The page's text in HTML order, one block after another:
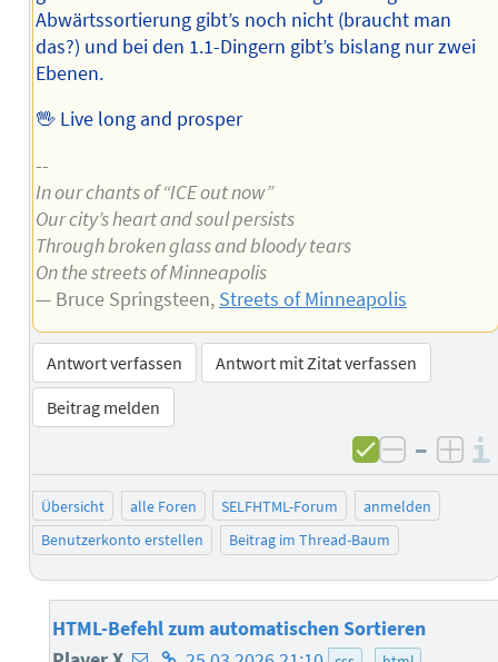
Abwärtssortierung gibt’s noch nicht (braucht man
das?) und bei den 1.1-Dingern gibt’s bislang nur zwei
Ebenen.
🖖 Live long and prosper
--
In our chants of “ICE out now”
Our city’s heart and soul persists
Through broken glass and bloody tears
On the streets of Minneapolis
— Bruce Springsteen, Streets of Minneapolis
Antwort verfassen
Antwort mit Zitat verfassen
Beitrag melden
negativ
–
Übersicht alle Foren SELFHTML-Forum
anmelden
Benutzerkonto erstellen
Beitrag im Thread-Baum
HTML-Befehl zum automatischen Sortieren